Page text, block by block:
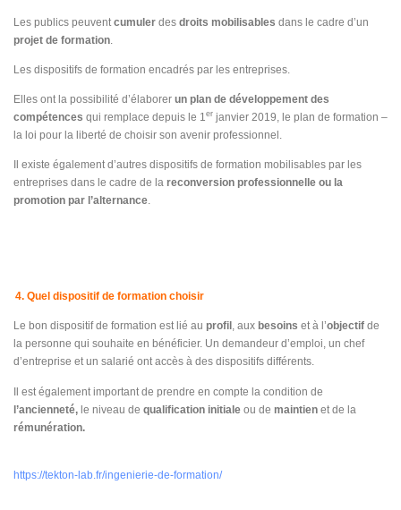
Les publics peuvent cumuler des droits mobilisables dans le cadre d’un
projet de formation
Les dispositifs de formation encadrés par les entreprises.
Elles ont la possibilité d’élaborer un plan de développement des
compétences qui remplace depuis le 1er janvier 2019, le plan de formation –
la loi pour la liberté de choisir son avenir professionnel.
Il existe également d’autres dispositifs de formation mobilisables par les
entreprises dans le cadre de la reconversion professionnelle ou la
promotion par l’alternance.
4. Quel dispositif de formation choisir
Le bon dispositif de formation est lié au profil , aux besoins et à l’objectif de
la personne qui souhaite en bénéficier. Un demandeur d’emploi, un chef
d’entreprise et un salarié ont accès à des dispositifs différents.
Il est également important de prendre en compte la condition de
l’ancienneté, le niveau de qualification initiale ou de maintien et de la
rémunération.
https://tekton-lab.fr/ingenierie-de-formation/